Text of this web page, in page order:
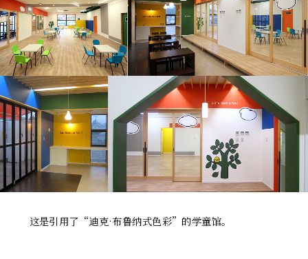
这是引用了“迪克·布鲁纳式色彩”的学童馆。